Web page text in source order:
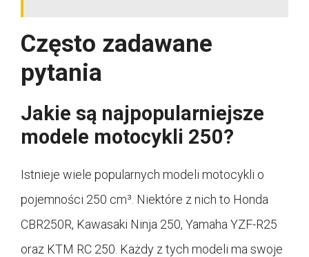
Często zadawane
pytania
Jakie są najpopularniejsze
modele motocykli 250?
Istnieje wiele popularnych modeli motocykli o
pojemności 250 cm³. Niektóre z nich to Honda
CBR250R, Kawasaki Ninja 250, Yamaha YZF-R25
oraz KTM RC 250. Każdy z tych modeli ma swoje